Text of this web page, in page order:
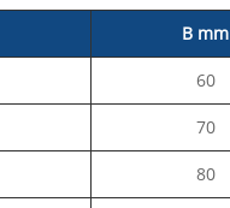
B mm
60
70
80